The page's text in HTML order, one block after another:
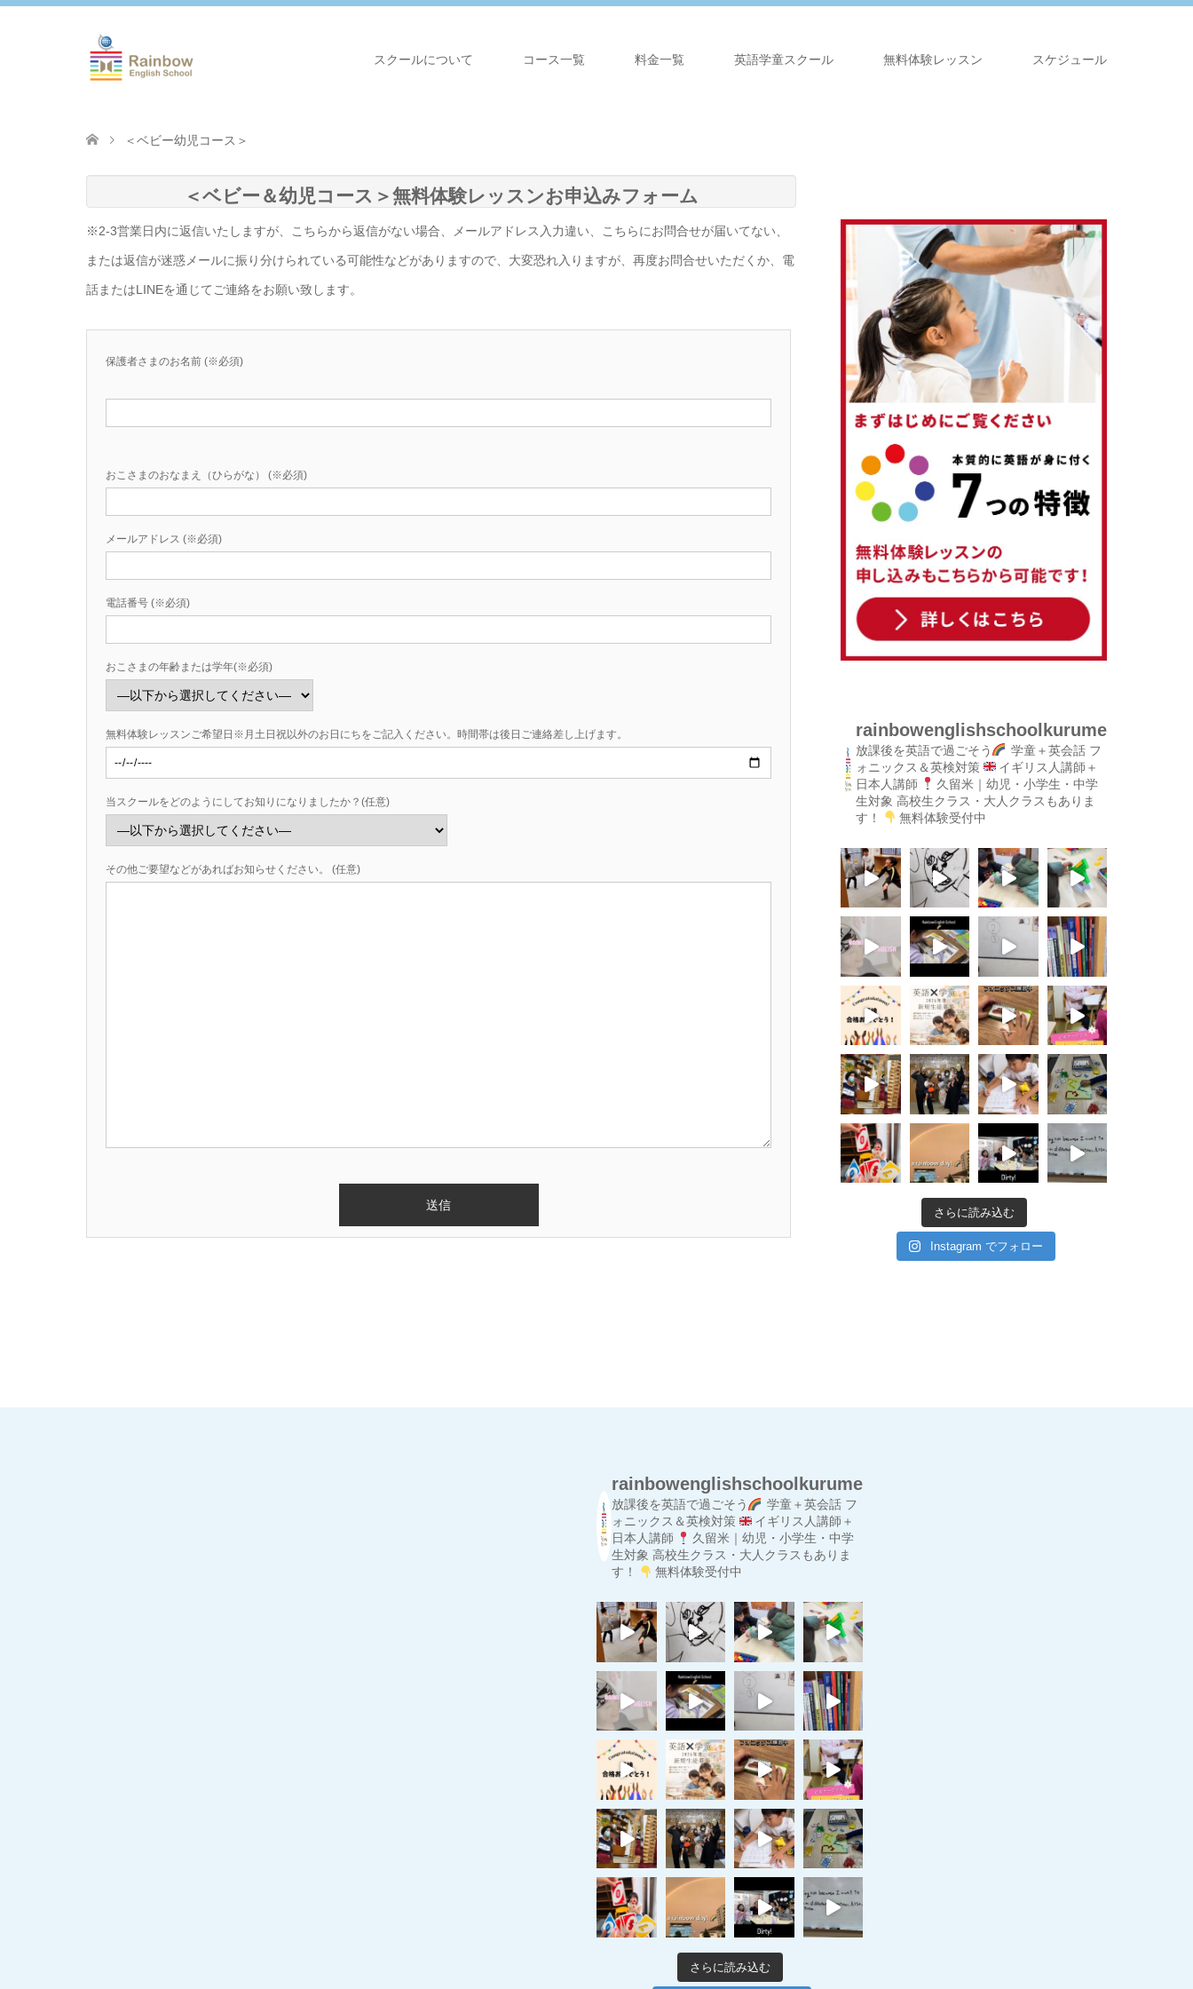
スクールについて コース一覧 料金一覧 英語学童スクール 無料体験レッスン スケジュール
＜ベビー幼児コース＞
＜ベビー＆幼児コース＞無料体験レッスンお申込みフォーム
※2-3営業日内に返信いたしますが、こちらから返信がない場合、メールアドレス入力違い、こちらにお問合せが届いてない、
または返信が迷惑メールに振り分けられている可能性などがありますので、大変恐れ入りますが、再度お問合せいただくか、電
話またはLINEを通じてご連絡をお願い致します。
保護者さまのお名前 (※必須)
おこさまのおなまえ（ひらがな） (※必須)
メールアドレス (※必須)
電話番号 (※必須)
おこさまの年齢または学年(※必須)
無料体験レッスンご希望日※月土日祝以外のお日にちをご記入ください。時間帯は後日ご連絡差し上げます。
当スクールをどのようにしてお知りになりましたか？(任意)
その他ご要望などがあればお知らせください。 (任意)
rainbowenglishschoolkurume
放課後を英語で過ごそう 学童＋英会話 フ
ォニックス＆英検対策
イギリス人講師＋
日本人講師
久留米｜幼児・小学生・中学
生対象 高校生クラス・大人クラスもありま
す！
無料体験受付中
さらに読み込む
Instagram でフォロー
rainbowenglishschoolkurume
放課後を英語で過ごそう 学童＋英会話 フ
ォニックス＆英検対策
イギリス人講師＋
日本人講師
久留米｜幼児・小学生・中学
生対象 高校生クラス・大人クラスもありま
す！
無料体験受付中
さらに読み込む